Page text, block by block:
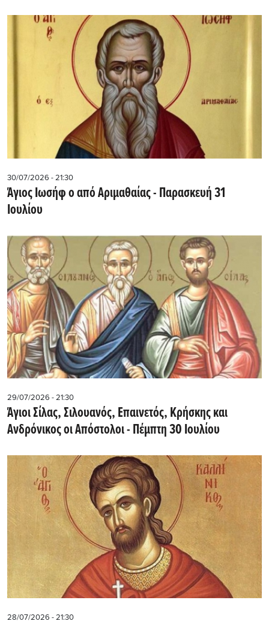
30/07/2026 - 21:30
Άγιος Ιωσήφ ο από Αριμαθαίας - Παρασκευή 31
Ιουλίου
29/07/2026 - 21:30
Άγιοι Σίλας, Σιλουανός, Επαινετός, Κρήσκης και
Ανδρόνικος οι Απόστολοι - Πέμπτη 30 Ιουλίου
28/07/2026 - 21:30